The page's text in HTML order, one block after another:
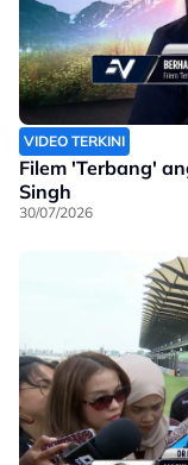
VIDEO TERKINI
Filem 'Terbang'
Singh
30/07/2026